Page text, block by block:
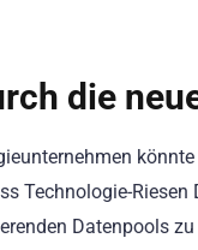
die
Technologie-Riesen
Datenpools